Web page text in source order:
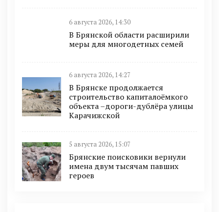
6 августа 2026, 14:30
В Брянской области расширили
меры для многодетных семей
6 августа 2026, 14:27
В Брянске продолжается
строительство капиталоёмкого
объекта –дороги-дублёра улицы
Карачижской
5 августа 2026, 15:07
Брянские поисковики вернули
имена двум тысячам павших
героев